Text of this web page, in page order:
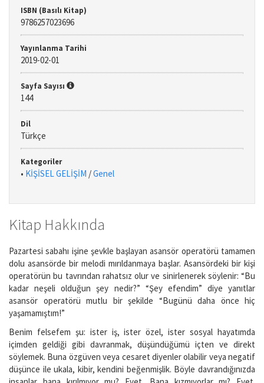
ISBN (Basılı Kitap)
9786257023696
Yayınlanma Tarihi
2019-02-01
Sayfa Sayısı
144
Dil
Türkçe
Kategoriler
• KİŞİSEL GELİŞİM /Genel
Kitap Hakkında
Pazartesi sabahı işine şevkle başlayan asansör operatörü tamamen
dolu asansörde bir melodi mırıldanmaya başlar. Asansördeki bir kişi
operatörün bu tavrından rahatsız olur ve sinirlenerek söylenir: “Bu
kadar neşeli olduğun şey nedir?” “Şey efendim” diye yanıtlar
asansör operatörü mutlu bir şekilde “Bugünü daha önce hiç
yaşamamıştım!”
Benim felsefem şu: ister iş, ister özel, ister sosyal hayatımda
içimden geldiği gibi davranmak, düşündüğümü içten ve direkt
söylemek. Buna özgüven veya cesaret diyenler olabilir veya negatif
düşünce ile ukala, kibir, kendini beğenmişlik. Böyle davrandığınızda